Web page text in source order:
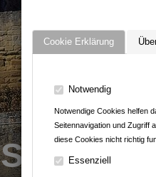
Cookie Erklärung
Notwendig
Notwendige Cookies helfen
Seitennavigation und Zugriff
diese Cookies nicht richtig
Essenziell